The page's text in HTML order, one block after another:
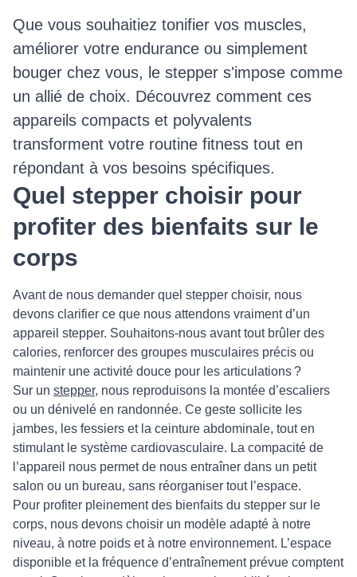
Que vous souhaitiez tonifier vos muscles,
améliorer votre endurance ou simplement
bouger chez vous, le stepper s'impose comme
un allié de choix. Découvrez comment ces
appareils compacts et polyvalents
transforment votre routine fitness tout en
répondant à vos besoins spécifiques.
Quel stepper choisir pour
profiter des bienfaits sur le
corps
Avant de nous demander quel stepper choisir, nous
devons clarifier ce que nous attendons vraiment d’un
appareil stepper. Souhaitons‑nous avant tout brûler des
calories, renforcer des groupes musculaires précis ou
maintenir une activité douce pour les articulations ?
Sur un stepper, nous reproduisons la montée d’escaliers
ou un dénivelé en randonnée. Ce geste sollicite les
jambes, les fessiers et la ceinture abdominale, tout en
stimulant le système cardiovasculaire. La compacité de
l’appareil nous permet de nous entraîner dans un petit
salon ou un bureau, sans réorganiser tout l’espace.
Pour profiter pleinement des bienfaits du stepper sur le
corps, nous devons choisir un modèle adapté à notre
niveau, à notre poids et à notre environnement. L’espace
disponible et la fréquence d’entraînement prévue comptent